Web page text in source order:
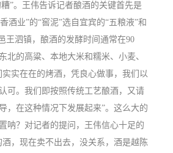
”。王伟告诉记者酿酒的关键首先是
酒业”的“窖泥”选自宜宾的“五粮液”和
王泗镇，酿酒的发酵时间通常在90
北的高粱、本地大米和糯米、小麦、
实实在在的烤酒，凭良心做事，我们以
可。我们即按照传统工艺酿酒，又请
，在这种情况下发展起来”。这么大的
呐？对记者的提问，王伟信心十足的
酒，现在卖不出去，没关系，酒是越陈